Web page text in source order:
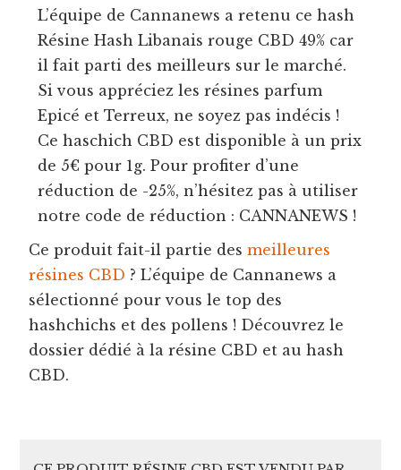
L’équipe de Cannanews a retenu ce hash
Résine Hash Libanais rouge CBD 49% car
il fait parti des meilleurs sur le marché.
Si vous appréciez les résines parfum
Epicé et Terreux, ne soyez pas indécis !
Ce haschich CBD est disponible à un prix
de 5€ pour 1g. Pour profiter d’une
réduction de -25%, n’hésitez pas à utiliser
notre code de réduction : CANNANEWS !
Ce produit fait-il partie desmeilleures
résines CBD ? L’équipe de Cannanews a
sélectionné pour vous le top des
hashchichs et des pollens ! Découvrez le
dossier dédié à la résine CBD et au hash
CBD.